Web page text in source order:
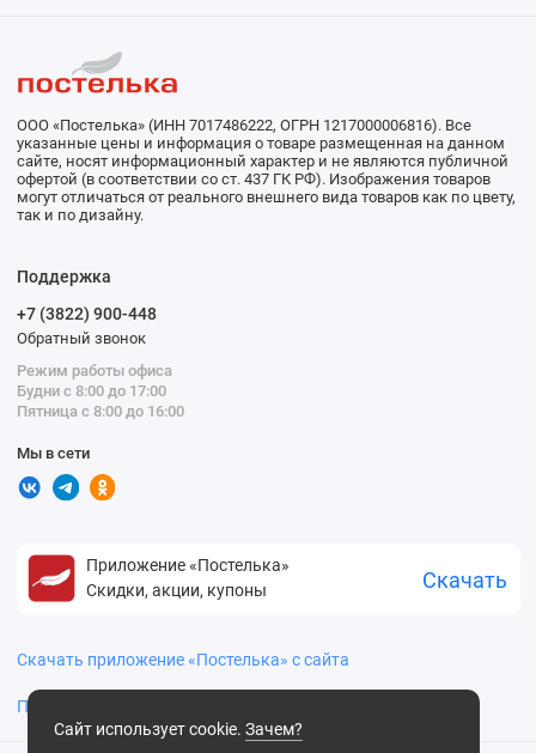
Сайт использует cookie. Зачем?
ООО «Постелька» (ИНН 7017486222, ОГРН 1217000006816). Все
указанные цены и информация о товаре размещенная на данном
сайте, носят информационный характер и не являются публичной
офертой (в соответствии со ст. 437 ГК РФ). Изображения товаров
могут отличаться от реального внешнего вида товаров как по цвету,
так и по дизайну.
Поддержка
+7 (3822) 900-448
Обратный звонок
Режим работы офиса
Будни с 8:00 до 17:00
Пятница с 8:00 до 16:00
Мы в сети
Приложение «Постелька»
Скидки, акции, купоны
Скачать
Скачать приложение «Постелька» с сайта
Политика конфиденциальности